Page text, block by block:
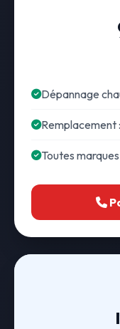
Dépannage
Remplacement
Toutes